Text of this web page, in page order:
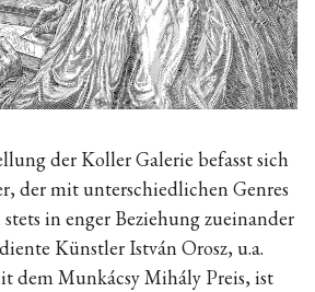
der Koller Galerie befasst sich
der mit unterschiedlichen Genres
in enger Beziehung zueinander
Künstler István Orosz, u.a.
dem Munkácsy Mihály Preis, ist